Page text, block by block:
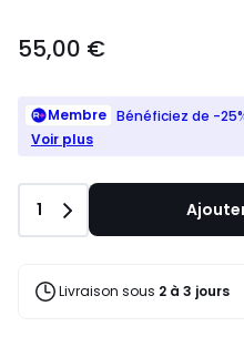
€.
55,00 €
Membre Bénéficiez de -
Voir plus
Quantité
1
Livraison sous 2 à 3 jours